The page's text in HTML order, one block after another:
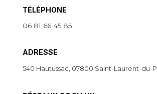
TÉLÉPHONE
06 81 66 45 85
ADRESSE
540 Hautussac, 07800 Saint-Laurent-du-